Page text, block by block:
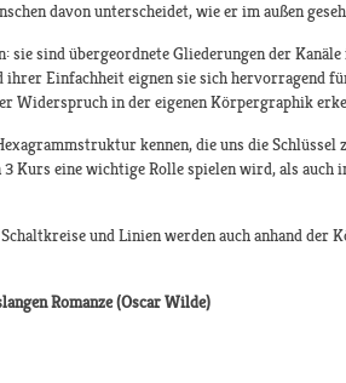
davon unterscheidet, wie er im außen
sie sind übergeordnete Gliederungen der
Einfachheit eignen sie sich hervorragend
Widerspruch in der eigenen Körpergraphik
kennen, die uns die
Kurs eine wichtige Rolle spielen wird, als auch
und Linien werden auch anhand
Romanze (Oscar Wilde)